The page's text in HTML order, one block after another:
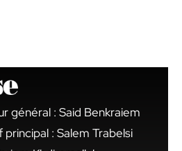
général : Said Benkraiem
: Salem Trabelsi